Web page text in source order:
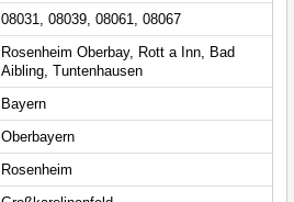
08031, 08039, 08061, 08067
Rosenheim Oberbay, Rott a Inn, Bad
Aibling, Tuntenhausen
Bayern
Oberbayern
Rosenheim